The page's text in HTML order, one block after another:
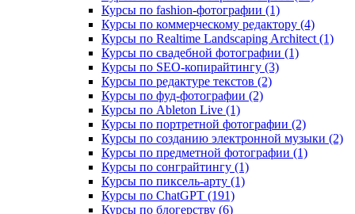
Курсы по fashion-фотографии (1)
Курсы по коммерческому редактору (4)
Курсы по Realtime Landscaping Architect (1)
Курсы по свадебной фотографии (1)
Курсы по SEO-копирайтингу (3)
Курсы по редактуре текстов (2)
Курсы по фуд-фотографии (2)
Курсы по Ableton Live (1)
Курсы по портретной фотографии (2)
Курсы по созданию электронной музыки (2)
Курсы по предметной фотографии (1)
Курсы по сонграйтингу (1)
Курсы по пиксель-арту (1)
Курсы по ChatGPT (191)
Курсы по блогерству (6)